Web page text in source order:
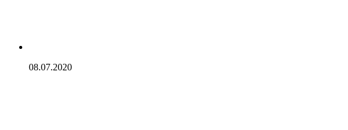
08.07.2020